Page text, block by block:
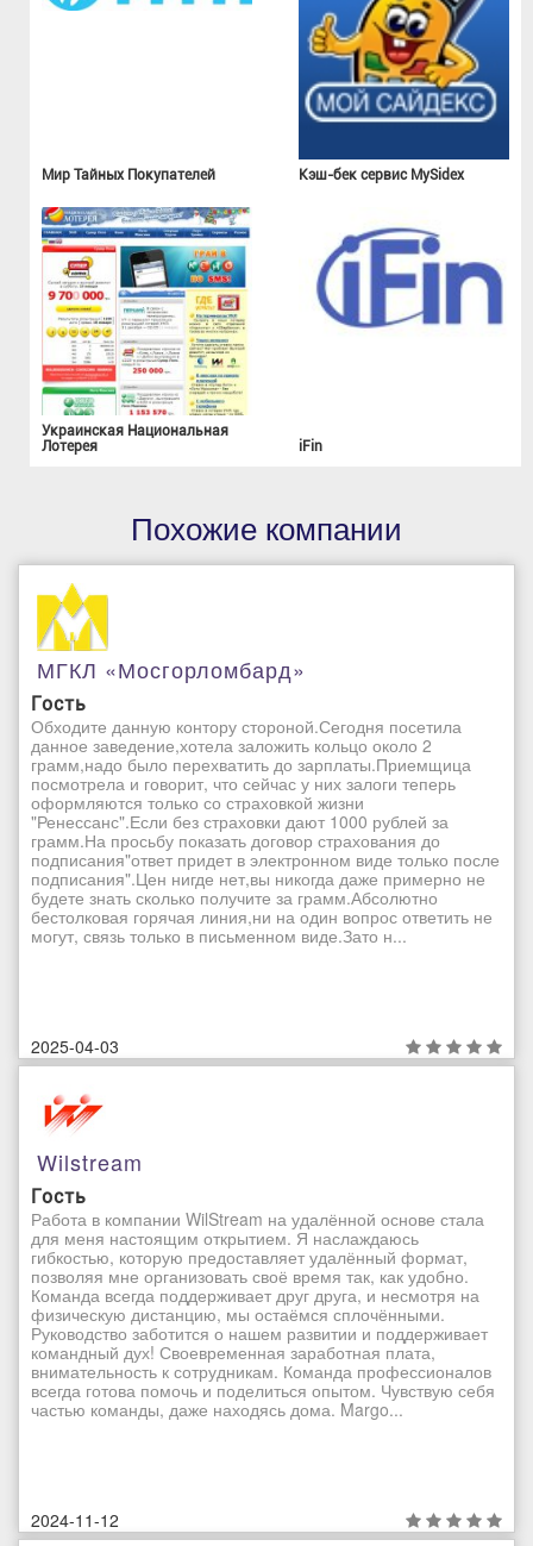
Мир Тайных Покупателей Кэш-бек сервис MySidex
Украинская Национальная
Лотерея
iFin
Похожие компании
МГКЛ «Мосгорломбард»
Гость
Обходите данную контору стороной.Сегодня посетила
данное заведение,хотела заложить кольцо около 2
грамм,надо было перехватить до зарплаты.Приемщица
посмотрела и говорит, что сейчас у них залоги теперь
оформляются только со страховкой жизни
"Ренессанс".Если без страховки дают 1000 рублей за
грамм.На просьбу показать договор страхования до
подписания"ответ придет в электронном виде только после
подписания".Цен нигде нет,вы никогда даже примерно не
будете знать сколько получите за грамм.Абсолютно
бестолковая горячая линия,ни на один вопрос ответить не
могут, связь только в письменном виде.Зато н...
2025-04-03
Wilstream
Гость
Работа в компании WilStream на удалённой основе стала
для меня настоящим открытием. Я наслаждаюсь
гибкостью, которую предоставляет удалённый формат,
позволяя мне организовать своё время так, как удобно.
Команда всегда поддерживает друг друга, и несмотря на
физическую дистанцию, мы остаёмся сплочёнными.
Руководство заботится о нашем развитии и поддерживает
командный дух! Своевременная заработная плата,
внимательность к сотрудникам. Команда профессионалов
всегда готова помочь и поделиться опытом. Чувствую себя
частью команды, даже находясь дома. Margo...
2024-11-12